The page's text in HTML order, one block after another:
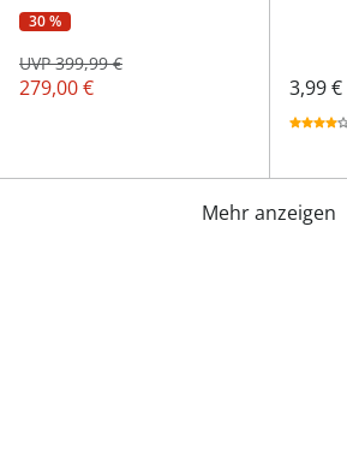
30 %
279,00 €
UVP 399,99 €
3,99 €
Mehr anzeigen